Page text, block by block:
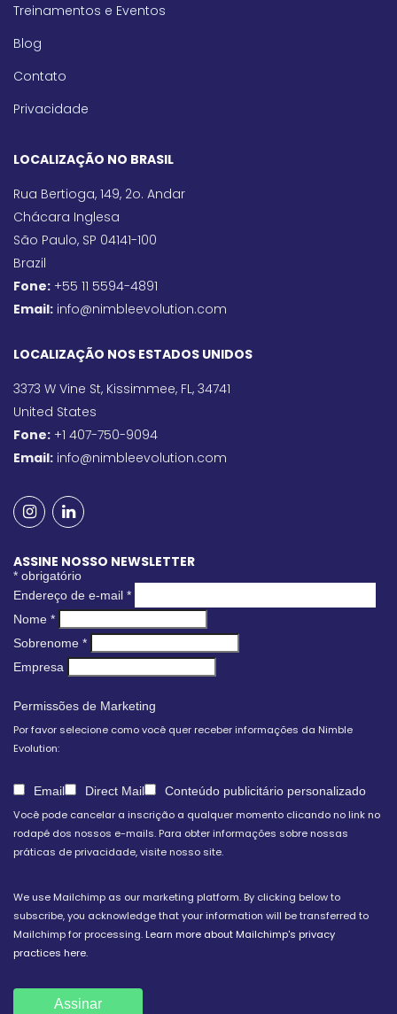
Treinamentos e Eventos
Blog
Contato
Privacidade
LOCALIZAÇÃO NO BRASIL
Rua Bertioga, 149, 2o. Andar
Chácara Inglesa
São Paulo, SP 04141-100
Brazil
Fone: +55 11 5594-4891
Email: info@nimbleevolution.com
LOCALIZAÇÃO NOS ESTADOS UNIDOS
3373 W Vine St, Kissimmee, FL, 34741
United States
Fone: +1 407-750-9094
Email: info@nimbleevolution.com
ASSINE NOSSO NEWSLETTER
* obrigatório
Endereço de e-mail *
Nome *
Sobrenome *
Empresa
Permissões de Marketing
Por favor selecione como você quer receber informações da Nimble
Evolution:
Email Direct Mail
Conteúdo publicitário personalizado
Você pode cancelar a inscrição a qualquer momento clicando no link no
rodapé dos nossos e-mails. Para obter informações sobre nossas
práticas de privacidade, visite nosso site.
We use Mailchimp as our marketing platform. By clicking below to
subscribe, you acknowledge that your information will be transferred to
Mailchimp for processing.Learn more about Mailchimp's privacy
practices here.